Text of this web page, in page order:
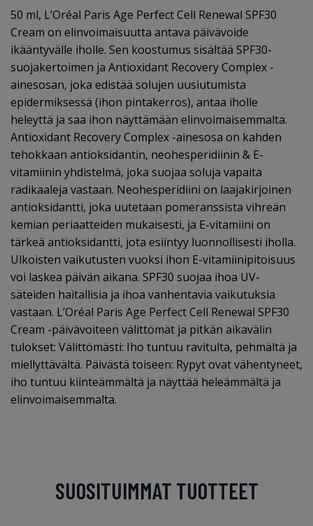
50 ml, L’Oréal Paris Age Perfect Cell Renewal SPF30
Cream on elinvoimaisuutta antava päivävoide
ikääntyvälle iholle. Sen koostumus sisältää SPF30-
suojakertoimen ja Antioxidant Recovery Complex -
ainesosan, joka edistää solujen uusiutumista
epidermiksessä (ihon pintakerros), antaa iholle
heleyttä ja saa ihon näyttämään elinvoimaisemmalta.
Antioxidant Recovery Complex -ainesosa on kahden
tehokkaan antioksidantin, neohesperidiinin & E-
vitamiinin yhdistelmä, joka suojaa soluja vapaita
radikaaleja vastaan. Neohesperidiini on laajakirjoinen
antioksidantti, joka uutetaan pomeranssista vihreän
kemian periaatteiden mukaisesti, ja E-vitamiini on
tärkeä antioksidantti, jota esiintyy luonnollisesti iholla.
Ulkoisten vaikutusten vuoksi ihon E-vitamiinipitoisuus
voi laskea päivän aikana. SPF30 suojaa ihoa UV-
säteiden haitallisia ja ihoa vanhentavia vaikutuksia
vastaan. L’Oréal Paris Age Perfect Cell Renewal SPF30
Cream -päivävoiteen välittömät ja pitkän aikavälin
tulokset: Välittömästi: Iho tuntuu ravitulta, pehmältä ja
miellyttävältä. Päivästä toiseen: Rypyt ovat vähentyneet,
iho tuntuu kiinteämmältä ja näyttää heleämmältä ja
elinvoimaisemmalta.
SUOSITUIMMAT TUOTTEET